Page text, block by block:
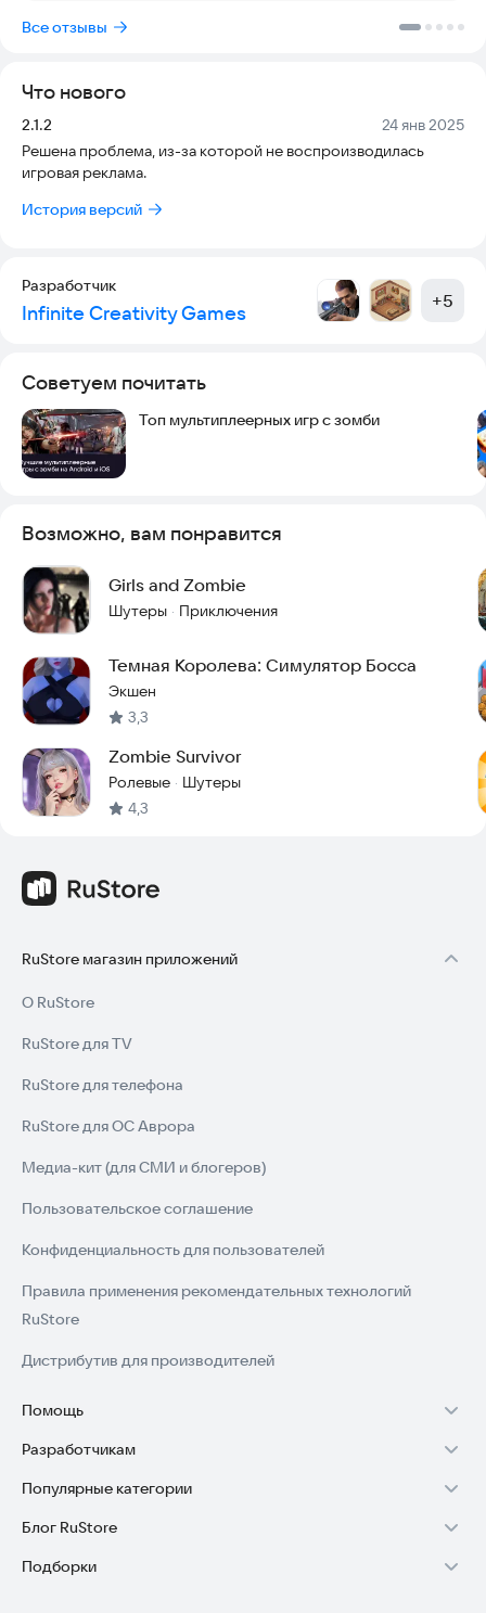
ходячих мертвецов в мутантов. Они становятся все сильнее.
Все отзывы
Что нового
Версия:
2.1.2 Дата:
24 янв 2025
Решена проблема, из-за которой не воспроизводилась
игровая реклама.
История версий
Разработчик
Infinite Creativity Games +5
Советуем почитать
Топ мультиплеерных игр с зомби
Возможно, вам понравится
Girls and Zombie
Шутеры · Приключения
Темная Королева: Симулятор Босса
Экшен
3,3
Zombie Survivor
Ролевые · Шутеры
4,3
RuStore магазин приложений
О RuStore
RuStore для TV
RuStore для телефона
RuStore для ОС Аврора
Медиа-кит (для СМИ и блогеров)
Пользовательское соглашение
Конфиденциальность для пользователей
Правила применения рекомендательных технологий
RuStore
Дистрибутив для производителей
Помощь
Установка RuStore на TV
Установка RuStore на телефон
Установка RuStore в машину
Помощь пользователям RuStore
Разработчикам
Зарабатывать с RuStore
Стать разработчиком
Доступ к RuStore Консоль
Популярные категории
Игры для Android
Приложения банков
Блог RuStore
Обзоры игр для Android 2025
Подборки